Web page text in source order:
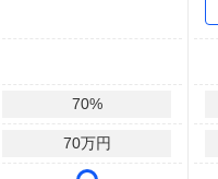
70%
70万円